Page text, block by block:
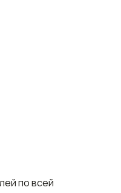
по всей